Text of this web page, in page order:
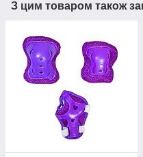
З цим товаром також